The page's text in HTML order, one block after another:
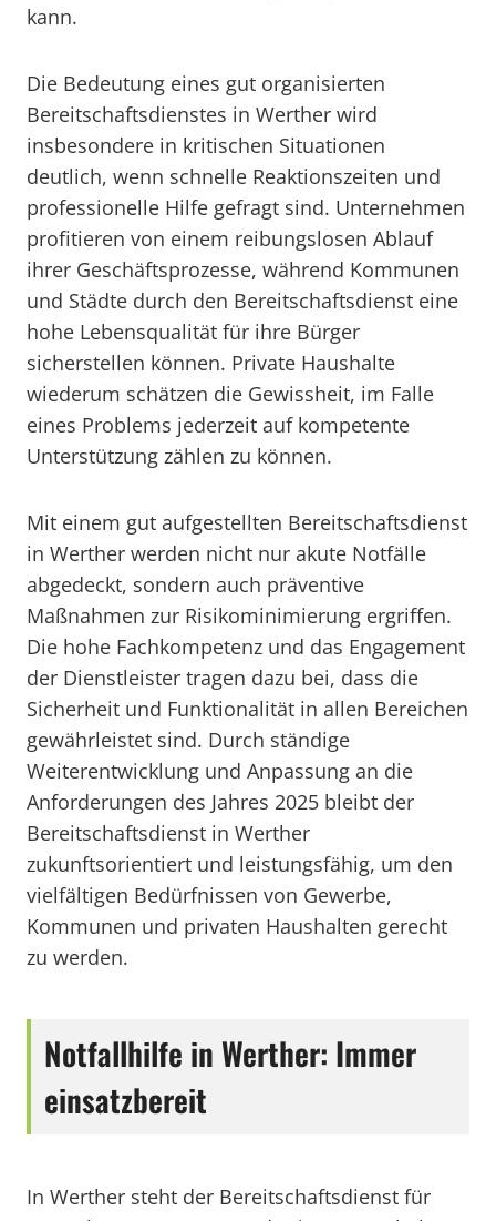
kann.
Die Bedeutung eines gut organisierten
Bereitschaftsdienstes in Werther wird
insbesondere in kritischen Situationen
deutlich, wenn schnelle Reaktionszeiten und
professionelle Hilfe gefragt sind. Unternehmen
profitieren von einem reibungslosen Ablauf
ihrer Geschäftsprozesse, während Kommunen
und Städte durch den Bereitschaftsdienst eine
hohe Lebensqualität für ihre Bürger
sicherstellen können. Private Haushalte
wiederum schätzen die Gewissheit, im Falle
eines Problems jederzeit auf kompetente
Unterstützung zählen zu können.
Mit einem gut aufgestellten Bereitschaftsdienst
in Werther werden nicht nur akute Notfälle
abgedeckt, sondern auch präventive
Maßnahmen zur Risikominimierung ergriffen.
Die hohe Fachkompetenz und das Engagement
der Dienstleister tragen dazu bei, dass die
Sicherheit und Funktionalität in allen Bereichen
gewährleistet sind. Durch ständige
Weiterentwicklung und Anpassung an die
Anforderungen des Jahres 2025 bleibt der
Bereitschaftsdienst in Werther
zukunftsorientiert und leistungsfähig, um den
vielfältigen Bedürfnissen von Gewerbe,
Kommunen und privaten Haushalten gerecht
zu werden.
Notfallhilfe in Werther: Immer
einsatzbereit
In Werther steht der Bereitschaftsdienst für